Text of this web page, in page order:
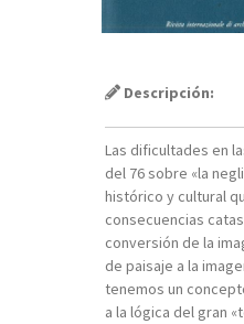
Descripción:
Las dificultades en
del 76 sobre «la
histórico y cultural
consecuencias
conversión de la
de paisaje a la
tenemos un
a la lógica del gran